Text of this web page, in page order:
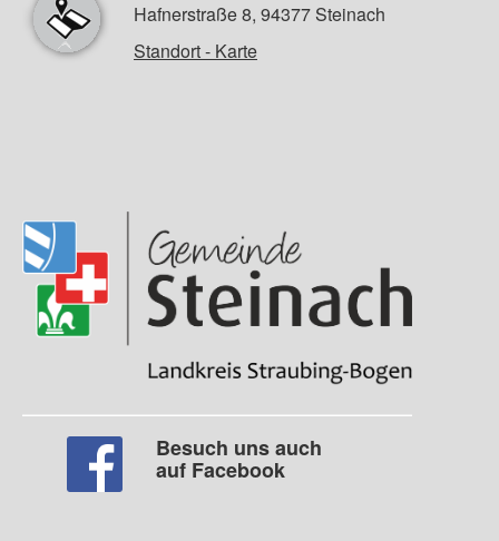
Hafnerstraße 8, 94377 Steinach
Standort - Karte
Besuch uns auch
auf Facebook